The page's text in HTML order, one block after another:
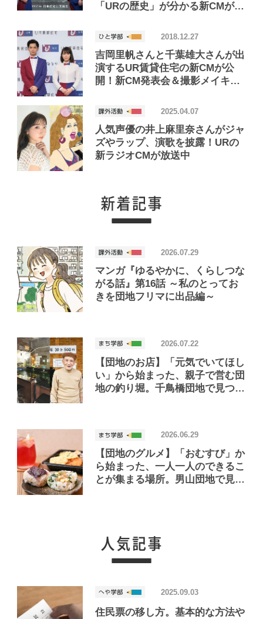
「URの歴史」が分かる新CMが公
吉岡里帆さんと千葉雄大さんが出
演するUR賃貸住宅の新CMが公
開！新CM発表会＆撮影メイキン
2018.12.27
人気声優の井上麻里奈さんがジャ
ズやラップ、演歌を披露！URの
新ラジオCMが放送中
2025.04.07
マンガ『ゆるやかに、くらしつな
がる話』第16話 ～私のとってお
きを団地フリマに出品編～
2026.07.29
【団地のお店】「元気でいてほし
い」から始まった、親子で営む団
地の釣り堀。千鳥橋団地で見つけ
2026.07.22
【団地のグルメ】「おむすび」か
ら始まった、一人一人のできるこ
とが集まる場所。男山団地で見つ
2026.06.29
住民票の移し方。基本的な方法や
2025.09.03